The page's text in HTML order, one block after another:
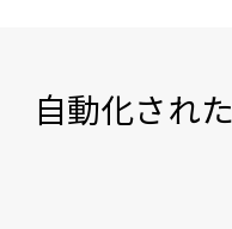
自動化され